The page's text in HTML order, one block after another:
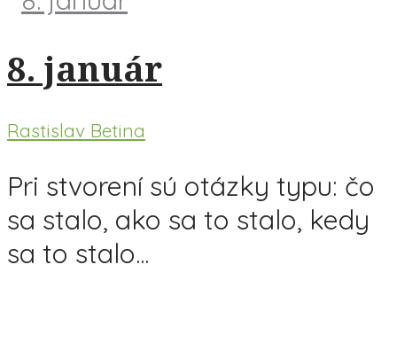
8. január
Rastislav Betina
Pri stvorení sú otázky typu: čo
sa stalo, ako sa to stalo, kedy
sa to stalo...